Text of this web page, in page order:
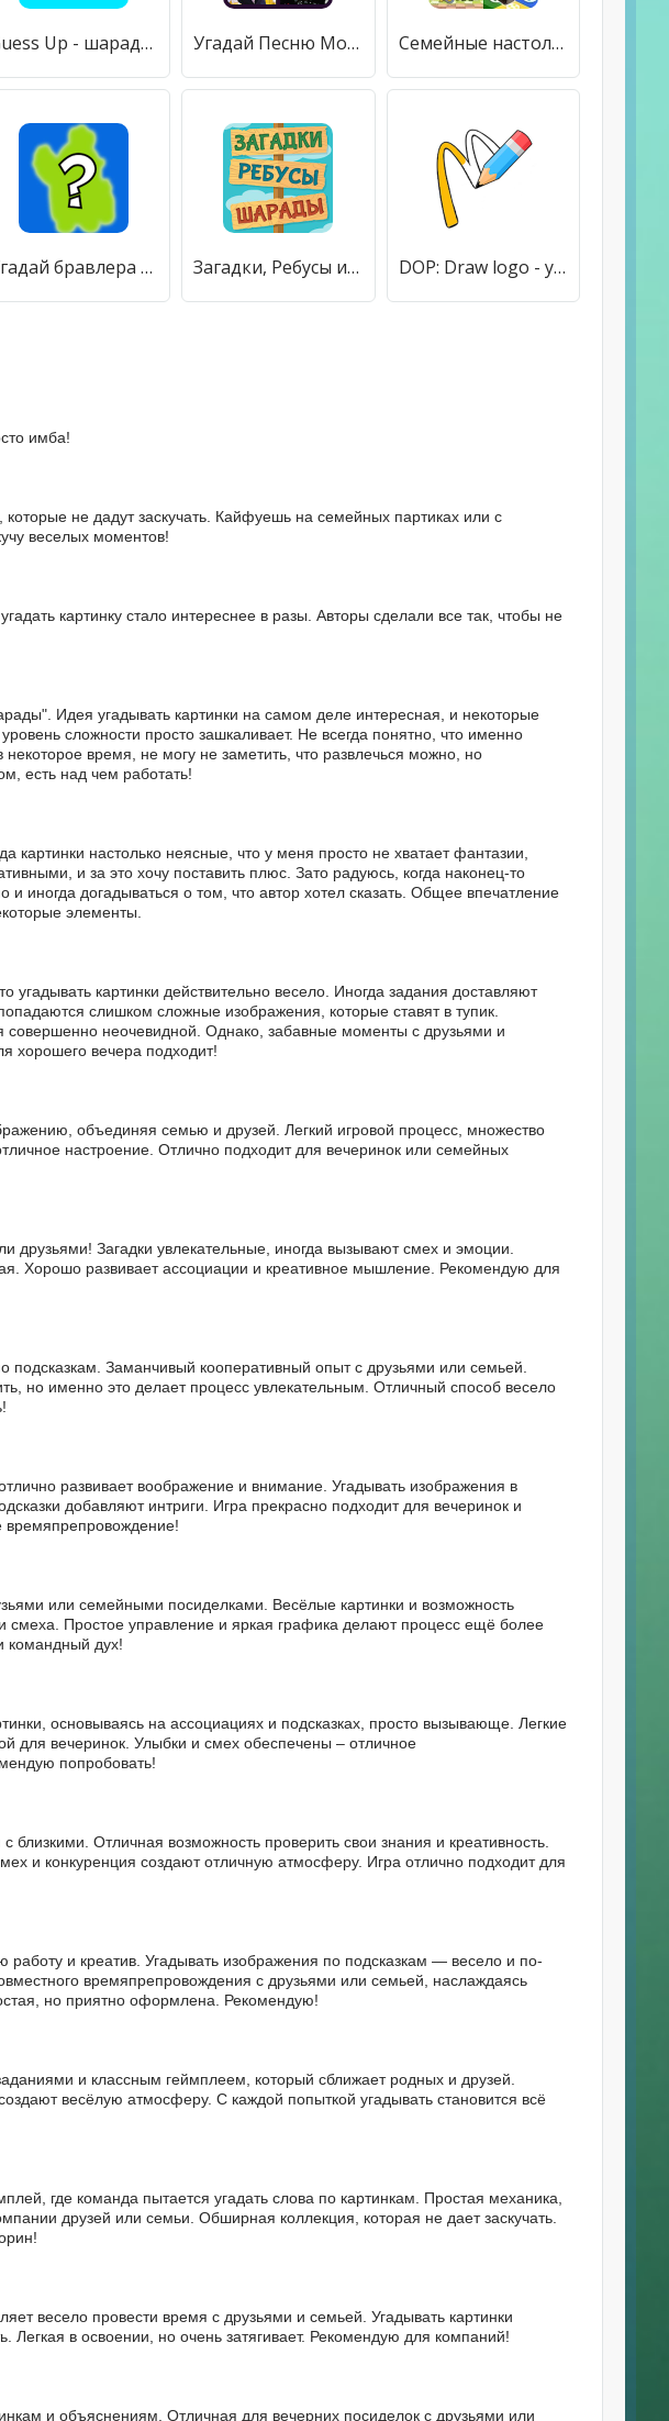
Guess Up - шарады для компании. Угадай, кто ты! [Много монет] Угадай Песню Моргенштерн [Много монет] Семейные настольные игры все в одном офлайн [Бесплатные покупки]
Угадай бравлера Brawl Stars [Много монет] Загадки, Ребусы и Шарады [Много монет] DOP: Draw logo - угадай и нарисуй логотип [Много монет]
имба!
не дадут заскучать. Кайфуешь на семейных партиках или с
веселых моментов!
картинку стало интереснее в разы. Авторы сделали все так, чтобы не
Идея угадывать картинки на самом деле интересная, и некоторые
сложности просто зашкаливает. Не всегда понятно, что именно
некоторое время, не могу не заметить, что развлечься можно, но
есть над чем работать!
настолько неясные, что у меня просто не хватает фантазии,
и за это хочу поставить плюс. Зато радуюсь, когда наконец-то
и иногда догадываться о том, что автор хотел сказать. Общее впечатление
элементы.
картинки действительно весело. Иногда задания доставляют
слишком сложные изображения, которые ставят в тупик.
совершенно неочевидной. Однако, забавные моменты с друзьями и
хорошего вечера подходит!
объединяя семью и друзей. Легкий игровой процесс, множество
настроение. Отлично подходит для вечеринок или семейных
друзьями! Загадки увлекательные, иногда вызывают смех и эмоции.
Хорошо развивает ассоциации и креативное мышление. Рекомендую для
подсказкам. Заманчивый кооперативный опыт с друзьями или семьей.
но именно это делает процесс увлекательным. Отличный способ весело
развивает воображение и внимание. Угадывать изображения в
добавляют интриги. Игра прекрасно подходит для вечеринок и
или семейными посиделками. Весёлые картинки и возможность
смеха. Простое управление и яркая графика делают процесс ещё более
командный дух!
основываясь на ассоциациях и подсказках, просто вызывающе. Легкие
для вечеринок. Улыбки и смех обеспечены – отличное
попробовать!
близкими. Отличная возможность проверить свои знания и креативность.
и конкуренция создают отличную атмосферу. Игра отлично подходит для
и креатив. Угадывать изображения по подсказкам — весело и по-
времяпрепровождения с друзьями или семьей, наслаждаясь
но приятно оформлена. Рекомендую!
и классным геймплеем, который сближает родных и друзей.
весёлую атмосферу. С каждой попыткой угадывать становится всё
где команда пытается угадать слова по картинкам. Простая механика,
друзей или семьи. Обширная коллекция, которая не дает заскучать.
весело провести время с друзьями и семьей. Угадывать картинки
Легкая в освоении, но очень затягивает. Рекомендую для компаний!
и объяснениям. Отличная для вечерних посиделок с друзьями или